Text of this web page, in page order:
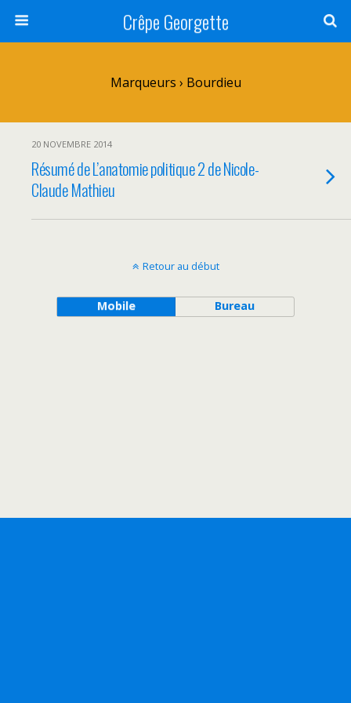
Crêpe Georgette
Marqueurs › Bourdieu
20 NOVEMBRE 2014
Résumé de L’anatomie politique 2 de Nicole-
Claude Mathieu
Retour au début
Mobile Bureau